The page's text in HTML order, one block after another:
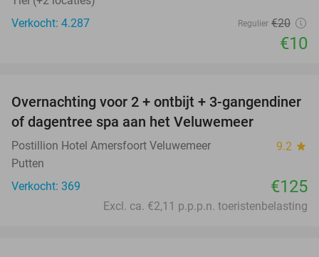
Verkocht: 4.287
Regulier €20
€10
Overnachting voor 2 + ontbijt + 3-gangendiner
of dagentree spa aan het Veluwemeer
Postillion Hotel Amersfoort Veluwemeer 9.2 star
Putten
Verkocht: 369
€125
Excl. ca. €2,11 p.p.p.n. toeristenbelasting